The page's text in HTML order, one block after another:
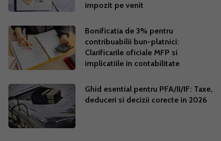
impozit pe venit
Bonificatia de 3% pentru
contribuabilii bun-platnici:
Clarificarile oficiale MFP si
implicatiile in contabilitate
Ghid esential pentru PFA/II/IF: Taxe,
deduceri si decizii corecte in 2026